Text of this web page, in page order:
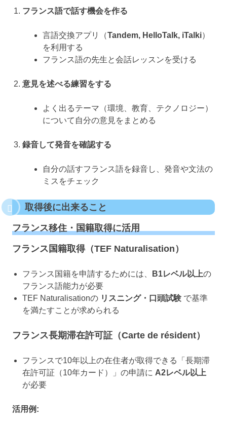
フランス語で話す機会を作る
言語交換アプリ（Tandem, HelloTalk, iTalki）
を利用する
フランス語の先生と会話レッスンを受ける
意見を述べる練習をする
よく出るテーマ（環境、教育、テクノロジー）
について自分の意見をまとめる
録音して発音を確認する
自分の話すフランス語を録音し、発音や文法の
ミスをチェック
取得後に出来ること
フランス移住・国籍取得に活用
フランス国籍取得（TEF Naturalisation）
フランス国籍を申請するためには、 B1レベル以上の
フランス語能力が必要
TEF Naturalisationの リスニング・口頭試験 で基準
を満たすことが求められる
フランス長期滞在許可証（Carte de résident）
フランスで10年以上の在住者が取得できる「長期滞
在許可証（10年カード）」の申請に A2レベル以上
が必要
活用例: